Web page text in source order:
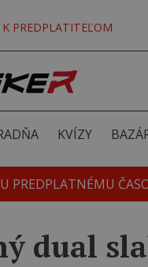
K PREDPLATITEĽOM
KVÍZY
PREDPLATNÉMU
dual